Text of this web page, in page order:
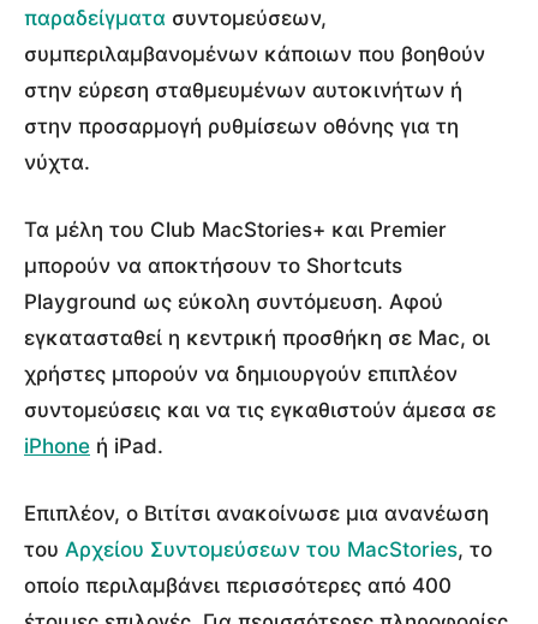
παραδείγματα συντομεύσεων,
συμπεριλαμβανομένων κάποιων που βοηθούν
στην εύρεση σταθμευμένων αυτοκινήτων ή
στην προσαρμογή ρυθμίσεων οθόνης για τη
νύχτα.
Τα μέλη του Club MacStories+ και Premier
μπορούν να αποκτήσουν το Shortcuts
Playground ως εύκολη συντόμευση. Αφού
εγκατασταθεί η κεντρική προσθήκη σε Mac, οι
χρήστες μπορούν να δημιουργούν επιπλέον
συντομεύσεις και να τις εγκαθιστούν άμεσα σε
iPhone ή iPad.
Επιπλέον, ο Βιτίτσι ανακοίνωσε μια ανανέωση
του Αρχείου Συντομεύσεων του MacStories, το
οποίο περιλαμβάνει περισσότερες από 400